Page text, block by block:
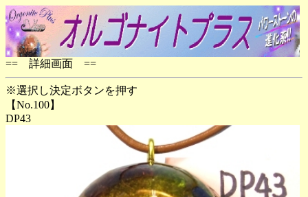
== 詳細画面 ==
※選択し決定ボタンを押す
【No.100】
DP43